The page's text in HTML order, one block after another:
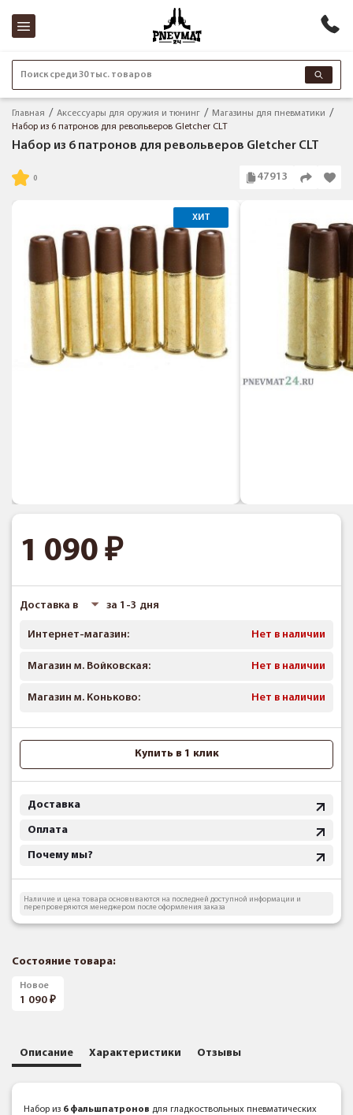
Поиск среди 30 тыс. товаров
Главная Аксессуары для оружия и тюнинг
Магазины для пневматики
Набор из 6 патронов для револьверов Gletcher CLT
Набор из 6 патронов для револьверов Gletcher CLT
47913
ХИТ
1 090
Доставка в за 1-3 дня
Интернет-магазин: Нет в наличии
Магазин м. Войковская: Нет в наличии
Магазин м. Коньково: Нет в наличии
Купить в 1 клик
Доставка
Оплата
Почему мы?
Наличие и цена товара основываются на последней доступной информации и
перепроверяются менеджером после оформления заказа
Состояние товара:
Новое
1 090
Описание Характеристики Отзывы
Набор из 6 фальшпатронов для гладкоствольных пневматических